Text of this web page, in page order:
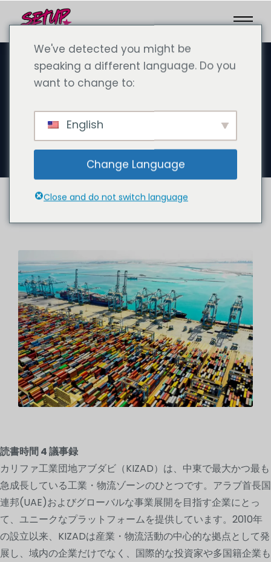
9月 24, 2024
KIZAD アブダビ：起業家のための
総合ガイド
読書時間4議事録
カリファ工業団地アブダビ（KIZAD）は、中東で最大かつ最も
急成長している工業・物流ゾーンのひとつです。アラブ首長国
連邦(UAE)およびグローバルな事業展開を目指す企業にとっ
て、ユニークなプラットフォームを提供しています。2010年
の設立以来、KIZADは産業・物流活動の中心的な拠点として発
展し、域内の企業だけでなく、国際的な投資家や多国籍企業も
We've detected you might be
speaking a different language. Do you
want to change to:
English
Change Language
Close and do not switch language